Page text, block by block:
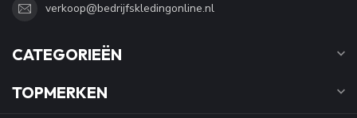
verkoop@bedrijfskledingonline.nl
CATEGORIEËN
TOPMERKEN